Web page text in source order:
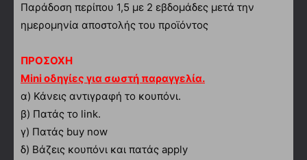
Παράδοση περίπου 1,5 με 2 εβδομάδες μετά την
ημερομηνία αποστολής του προϊόντος
ΠΡΟΣΟΧΗ
Mini οδηγίες για σωστή παραγγελία.
α) Κάνεις αντιγραφή το κουπόνι.
β) Πατάς το link.
γ) Πατάς buy now
δ) Βάζεις κουπόνι και πατάς apply